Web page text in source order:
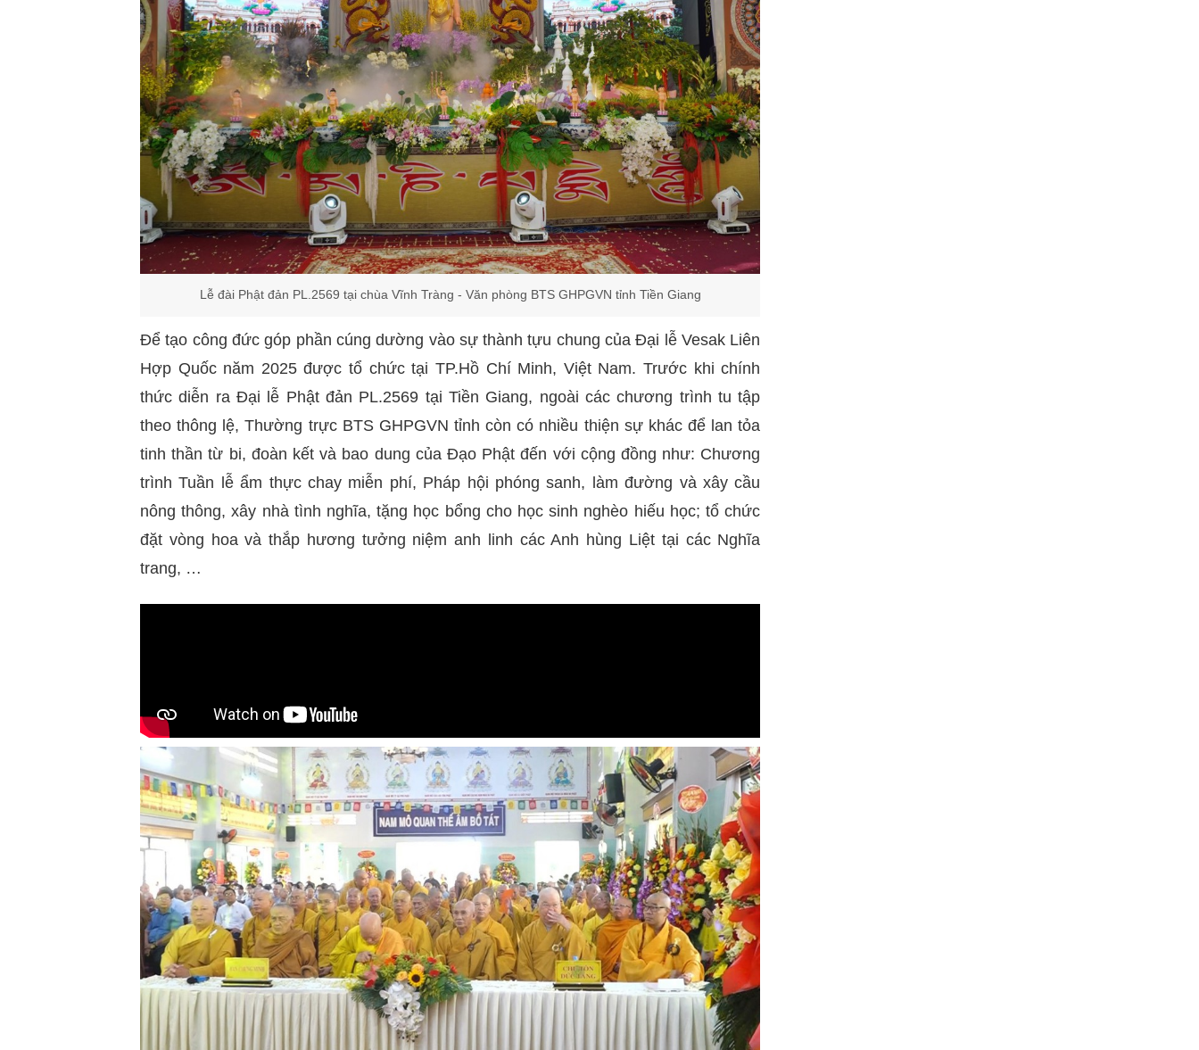
Lễ đài Phật đản PL.2569 tại chùa Vĩnh Tràng - Văn phòng BTS GHPGVN tỉnh Tiền Giang
Để tạo công đức góp phần cúng dường vào sự thành tựu chung của Đại lễ Vesak Liên
Hợp Quốc năm 2025 được tổ chức tại TP.Hồ Chí Minh, Việt Nam. Trước khi chính
thức diễn ra Đại lễ Phật đản PL.2569 tại Tiền Giang, ngoài các chương trình tu tập
theo thông lệ, Thường trực BTS GHPGVN tỉnh còn có nhiều thiện sự khác để lan tỏa
tinh thần từ bi, đoàn kết và bao dung của Đạo Phật đến với cộng đồng như: Chương
trình Tuần lễ ẩm thực chay miễn phí, Pháp hội phóng sanh, làm đường và xây cầu
nông thông, xây nhà tình nghĩa, tặng học bổng cho học sinh nghèo hiếu học; tổ chức
đặt vòng hoa và thắp hương tưởng niệm anh linh các Anh hùng Liệt tại các Nghĩa
trang, …